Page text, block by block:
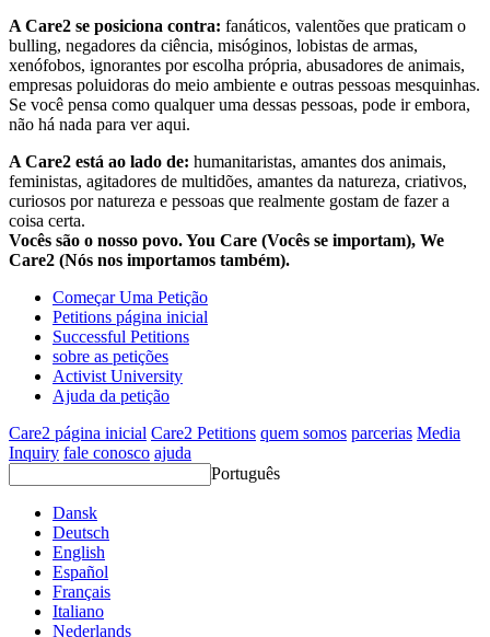
A Care2 se posiciona contra: fanáticos, valentões que praticam o
bulling, negadores da ciência, misóginos, lobistas de armas,
xenófobos, ignorantes por escolha própria, abusadores de animais,
empresas poluidoras do meio ambiente e outras pessoas mesquinhas.
Se você pensa como qualquer uma dessas pessoas, pode ir embora,
não há nada para ver aqui.
A Care2 está ao lado de: humanitaristas, amantes dos animais,
feministas, agitadores de multidões, amantes da natureza, criativos,
curiosos por natureza e pessoas que realmente gostam de fazer a
coisa certa.
Vocês são o nosso povo. You Care (Vocês se importam), We
Care2 (Nós nos importamos também).
Começar Uma Petição
Petitions página inicial
Successful Petitions
sobre as petições
Activist University
Ajuda da petição
Care2 página inicial Care2 Petitions quem somos parcerias Media
Inquiry fale conosco ajuda
Português
Dansk
Deutsch
English
Español
Français
Italiano
Nederlands